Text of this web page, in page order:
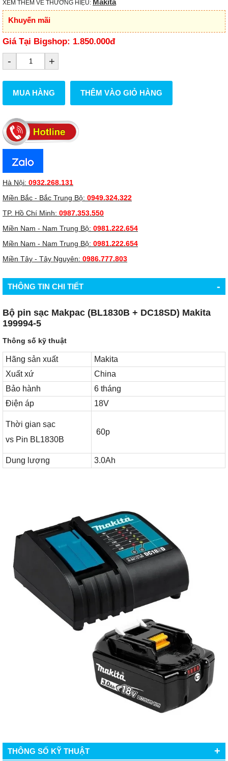
XEM THÊM VỀ THƯƠNG HIỆU: Makita
Khuyến mãi
Giá Tại Bigshop: 1.850.000đ
- +
MUA HÀNG THÊM VÀO GIỎ HÀNG
Hà Nội: 0932.268.131
Miền Bắc - Bắc Trung Bộ: 0949.324.322
TP. Hồ Chí Minh: 0987.353.550
Miền Nam - Nam Trung Bộ: 0981.222.654
Miền Nam - Nam Trung Bộ: 0981.222.654
Miền Tây - Tây Nguyên: 0986.777.803
THÔNG TIN CHI TIẾT -
Bộ pin sạc Makpac (BL1830B + DC18SD) Makita
199994-5
Thông số kỹ thuật
Hãng sản xuất
Makita
Xuất xứ
China
Bảo hành
6 tháng
Điện áp
18V
Thời gian sạc
vs Pin BL1830B
60p
Dung lượng 3.0Ah
THÔNG SỐ KỸ THUẬT +